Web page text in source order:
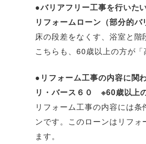
●バリアフリー工事を行いた
リフォームローン（部分的
床の段差をなくす、浴室と
こちらも、60歳以上の方が
●リフォーム工事の内容に関
リ・バース６０ ※60歳以上
リフォーム工事の内容には
ンです。このローンはリフォ
ます。